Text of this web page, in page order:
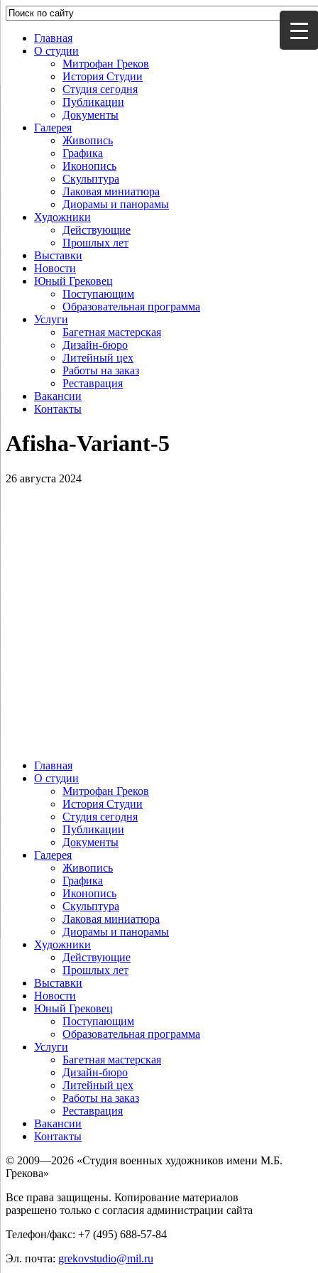
Главная
О студии
Митрофан Греков
История Студии
Студия сегодня
Публикации
Документы
Галерея
Живопись
Графика
Иконопись
Скульптура
Лаковая миниатюра
Диорамы и панорамы
Художники
Действующие
Прошлых лет
Выставки
Новости
Юный Грековец
Поступающим
Образовательная программа
Услуги
Багетная мастерская
Дизайн-бюро
Литейный цех
Работы на заказ
Реставрация
Вакансии
Контакты
Afisha-Variant‑5
26 августа 2024
Главная
О студии
Митрофан Греков
История Студии
Студия сегодня
Публикации
Документы
Галерея
Живопись
Графика
Иконопись
Скульптура
Лаковая миниатюра
Диорамы и панорамы
Художники
Действующие
Прошлых лет
Выставки
Новости
Юный Грековец
Поступающим
Образовательная программа
Услуги
Багетная мастерская
Дизайн-бюро
Литейный цех
Работы на заказ
Реставрация
Вакансии
Контакты
© 2009—2026 «Студия военных художников имени М.Б.
Грекова»
Все права защищены. Копирование материалов
разрешено только с согласия администрации сайта
Телефон/факс: +7 (495) 688-57-84
Эл. почта: grekovstudio@mil.ru